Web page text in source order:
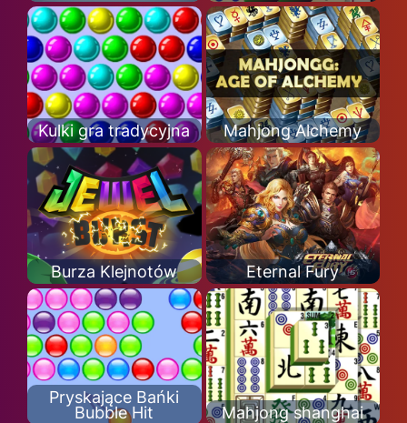
Kulki gra tradycyjna Mahjong Alchemy
Burza Klejnotów Eternal Fury
Pryskające Bańki
Bubble Hit
Mahjong shanghai